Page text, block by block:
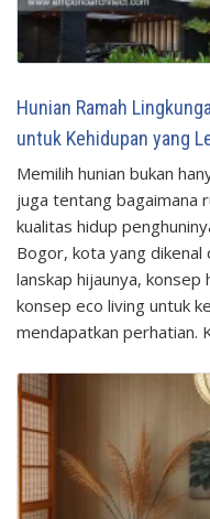
Hunian Ramah
untuk Kehidupan yang
Memilih hunian bukan
juga tentang bagaimana
kualitas hidup
Bogor, kota yang dikenal
lanskap hijaunya, konsep
konsep eco living untuk
mendapatkan perhatian.